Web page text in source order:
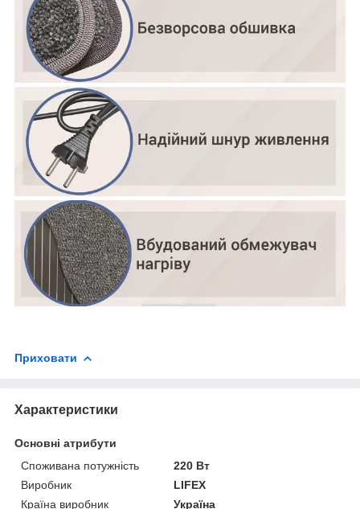
Приховати
Характеристики
Основні атрибути
Споживана потужність
220 Вт
Виробник
LIFEX
Країна виробник
Україна